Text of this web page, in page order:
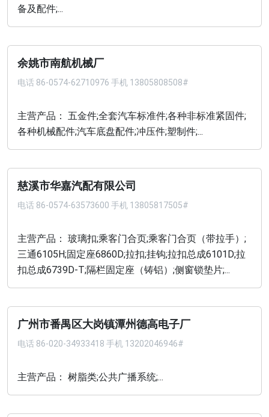
备及配件;...
余姚市南航机械厂
电话 86-0574-62710976 手机 13805808508#
主营产品： 五金件;全套汽车标准件;各种非标准紧固件;
各种机械配件;汽车底盘配件;冲压件;塑制件;...
慈溪市华嘉汽配有限公司
电话 86-0574-63573600 手机 13805817505#
主营产品： 玻璃扣;乘客门合页;乘客门合页（带拉手）;
三通6105H;固定座6860D;拉扣;挂钩;拉扣总成6101D;拉
扣总成6739D-T;隔栏固定座（铸铝）;侧窗锁垫片;...
广州市番禺区大岗镇潭州德高电子厂
电话 86-020-34933418 手机 13202046946#
主营产品： 树脂类;公共广播系统;...